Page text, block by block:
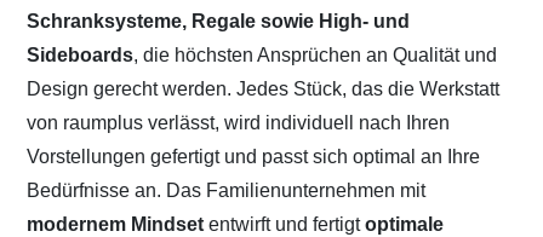
Schranksysteme, Regale sowie High- und
Sideboards, die höchsten Ansprüchen an Qualität und
Design gerecht werden. Jedes Stück, das die Werkstatt
von raumplus verlässt, wird individuell nach Ihren
Vorstellungen gefertigt und passt sich optimal an Ihre
Bedürfnisse an. Das Familienunternehmen mit
modernem Mindset entwirft und fertigtoptimale